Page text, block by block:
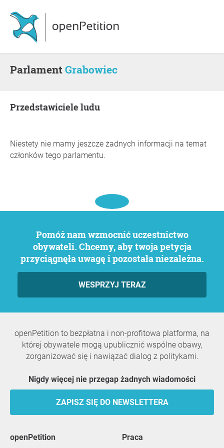
ParlamentGrabowiec
Przedstawiciele ludu
Niestety nie mamy jeszcze żadnych informacji na temat
członków tego parlamentu.
Pomóż nam wzmocnić uczestnictwo
obywateli. Chcemy, aby twoja petycja
przyciągnęła uwagę i pozostała niezależna.
WESPRZYJ TERAZ
openPetition to bezpłatna i non-profitowa platforma, na
której obywatele mogą upublicznić wspólne obawy,
zorganizować się i nawiązać dialog z politykami.
Nigdy więcej nie przegap żadnych wiadomości
ZAPISZ SIĘ DO NEWSLETTERA
openPetition praca